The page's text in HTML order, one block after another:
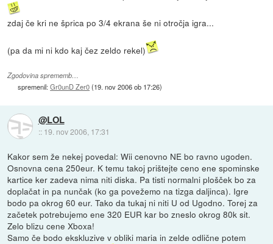
zdaj če kri ne šprica po 3/4 ekrana še ni otročja igra...
(pa da mi ni kdo kaj čez zeldo rekel)
Zgodovina sprememb…
spremenil:Gr0unD Zer0(19. nov 2006 ob 17:26)
@LOL
:: 19. nov 2006, 17:31
Kakor sem že nekej povedal: Wii cenovno NE bo ravno ugoden.
Osnovna cena 250eur. K temu takoj prištejte ceno ene spominske
kartice ker zadeva nima niti diska. Pa tisti normalni plošček bo za
doplačat in pa nunčak (ko ga povežemo na tizga daljinca). Igre
bodo pa okrog 60 eur. Tako da tukaj ni niti U od Ugodno. Torej za
začetek potrebujemo ene 320 EUR kar bo zneslo okrog 80k sit.
Zelo blizu cene Xboxa!
Samo če bodo ekskluzive v obliki maria in zelde odlične potem